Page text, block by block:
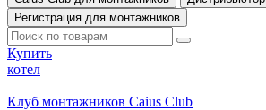
Регистрация для монтажников
Купить
котел
Клуб монтажников Caius Club